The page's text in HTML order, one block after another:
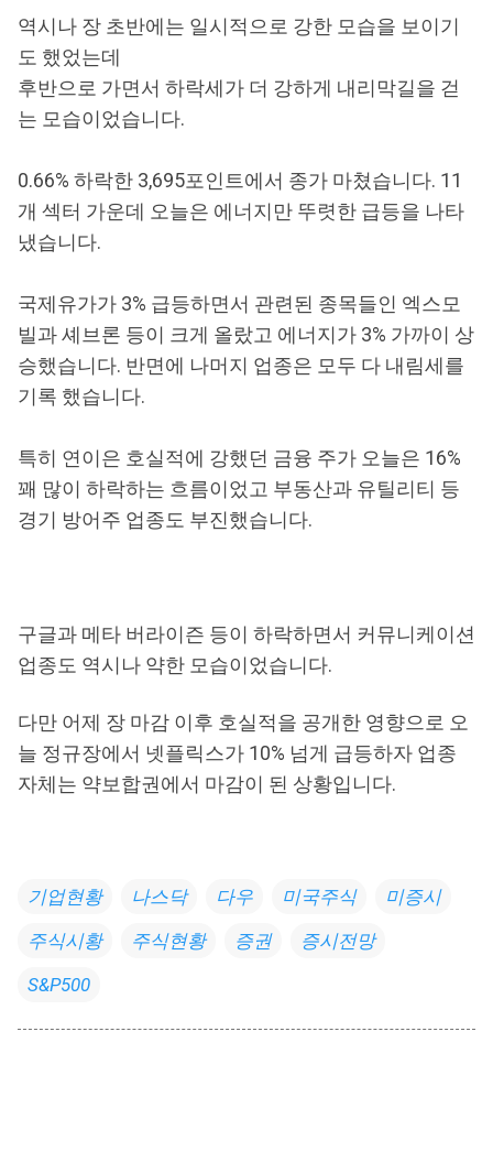
역시나 장 초반에는 일시적으로 강한 모습을 보이기
도 했었는데
후반으로 가면서 하락세가 더 강하게 내리막길을 걷
는 모습이었습니다.
0.66% 하락한 3,695포인트에서 종가 마쳤습니다. 11
개 섹터 가운데 오늘은 에너지만 뚜렷한 급등을 나타
냈습니다.
국제유가가 3% 급등하면서 관련된 종목들인 엑스모
빌과 셰브론 등이 크게 올랐고 에너지가 3% 가까이 상
승했습니다. 반면에 나머지 업종은 모두 다 내림세를
기록 했습니다.
특히 연이은 호실적에 강했던 금융 주가 오늘은 16%
꽤 많이 하락하는 흐름이었고 부동산과 유틸리티 등
경기 방어주 업종도 부진했습니다.
구글과 메타 버라이즌 등이 하락하면서 커뮤니케이션
업종도 역시나 약한 모습이었습니다.
다만 어제 장 마감 이후 호실적을 공개한 영향으로 오
늘 정규장에서 넷플릭스가 10% 넘게 급등하자 업종
자체는 약보합권에서 마감이 된 상황입니다.
기업현황 나스닥 다우 미국주식
미증시
주식시황
주식현황 증권
증시전망
S&P500